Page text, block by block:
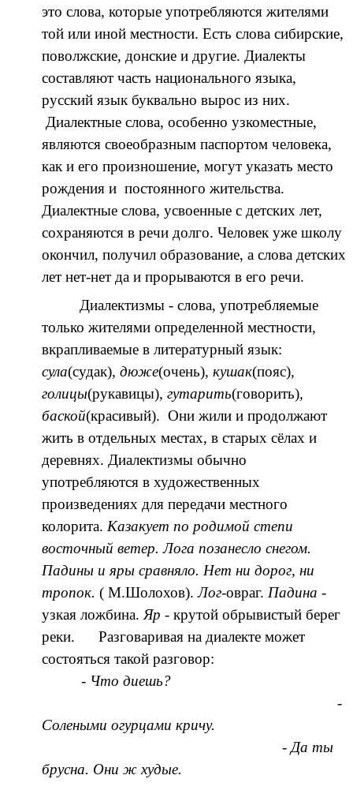
это слова, которые употребляются жителями
той или иной местности. Есть слова сибирские,
поволжские, донские и другие. Диалекты
составляют часть национального языка,
русский язык буквально вырос из них.
Диалектные слова, особенно узкоместные,
являются своеобразным паспортом человека,
как и его произношение, могут указать место
рождения и постоянного жительства.
Диалектные слова, усвоенные с детских лет,
сохраняются в речи долго. Человек уже школу
окончил, получил образование, а слова детских
лет нет-нет да и прорываются в его речи.
Диалектизмы - слова, употребляемые
только жителями определенной местности,
вкрапливаемые в литературный язык:
сула(судак), дюже(очень), кушак(пояс),
голицы(рукавицы), гутарить(говорить),
баской(красивый). Они жили и продолжают
жить в отдельных местах, в старых сёлах и
деревнях. Диалектизмы обычно
употребляются в художественных
произведениях для передачи местного
колорита. Казакует по родимой степи
восточный ветер. Лога позанесло снегом.
Падины и яры сравняло. Нет ни дорог, ни
тропок. ( М.Шолохов).Лог-овраг. Падина-
узкая ложбина. Яр- крутой обрывистый берег
реки. Разговаривая на диалекте может
состояться такой разговор:
- Что диешь?
-
Солеными огурцами кричу.
- Да ты
брусна. Они ж худые.